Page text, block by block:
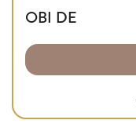
OBI DE